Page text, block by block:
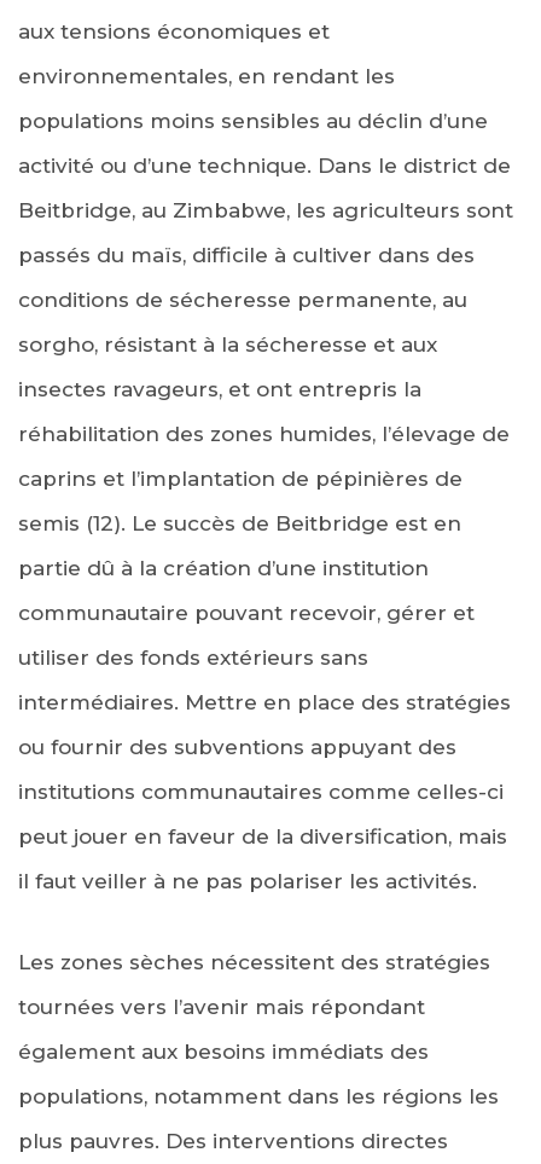
aux tensions économiques et
environnementales, en rendant les
populations moins sensibles au déclin d’une
activité ou d’une technique. Dans le district de
Beitbridge, au Zimbabwe, les agriculteurs sont
passés du maïs, difficile à cultiver dans des
conditions de sécheresse permanente, au
sorgho, résistant à la sécheresse et aux
insectes ravageurs, et ont entrepris la
réhabilitation des zones humides, l’élevage de
caprins et l’implantation de pépinières de
semis (12). Le succès de Beitbridge est en
partie dû à la création d’une institution
communautaire pouvant recevoir, gérer et
utiliser des fonds extérieurs sans
intermédiaires. Mettre en place des stratégies
ou fournir des subventions appuyant des
institutions communautaires comme celles-ci
peut jouer en faveur de la diversification, mais
il faut veiller à ne pas polariser les activités.
Les zones sèches nécessitent des stratégies
tournées vers l’avenir mais répondant
également aux besoins immédiats des
populations, notamment dans les régions les
plus pauvres. Des interventions directes